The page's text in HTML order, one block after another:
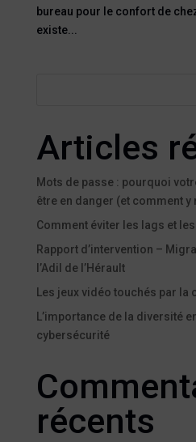
bureau pour le confort de
existe...
Articles
Mots de passe : pourquoi
être en danger (et comment y
Comment éviter les lags et
Rapport d’intervention –
l’Adil de l’Hérault
Les jeux vidéo touchés par
L’importance de la diversité
cybersécurité
récents